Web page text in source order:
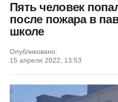
Пять человек
после пожара в
школе
Опубликовано:
15 апреля 2022, 13:53